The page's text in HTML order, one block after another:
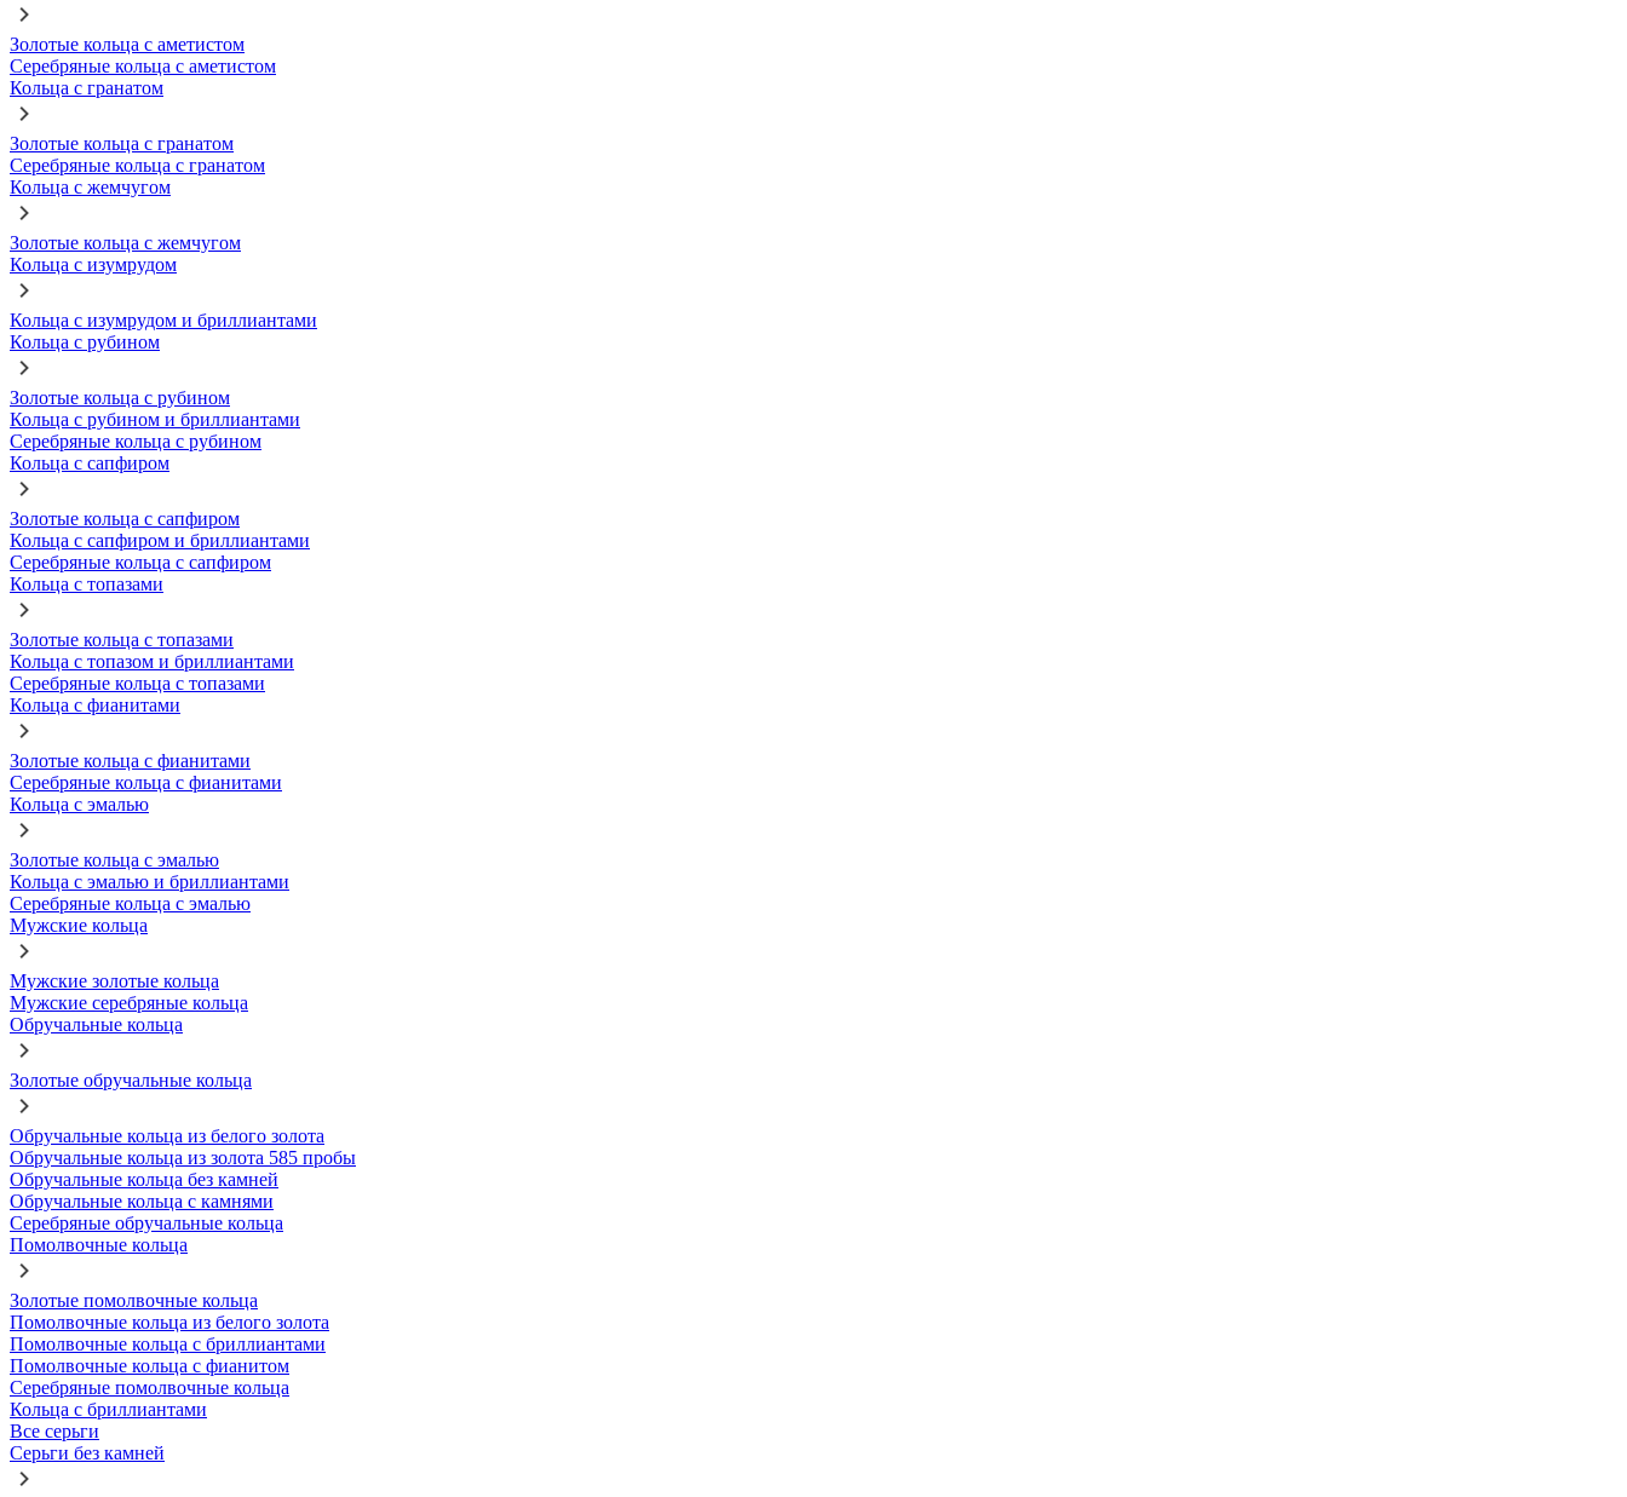
Золотые кольца с аметистом
Серебряные кольца с аметистом
Кольца с гранатом
Золотые кольца с гранатом
Серебряные кольца с гранатом
Кольца с жемчугом
Золотые кольца с жемчугом
Кольца с изумрудом
Кольца с изумрудом и бриллиантами
Кольца с рубином
Золотые кольца с рубином
Кольца с рубином и бриллиантами
Серебряные кольца с рубином
Кольца с сапфиром
Золотые кольца с сапфиром
Кольца с сапфиром и бриллиантами
Серебряные кольца с сапфиром
Кольца с топазами
Золотые кольца с топазами
Кольца с топазом и бриллиантами
Серебряные кольца с топазами
Кольца с фианитами
Золотые кольца с фианитами
Серебряные кольца с фианитами
Кольца с эмалью
Золотые кольца с эмалью
Кольца с эмалью и бриллиантами
Серебряные кольца с эмалью
Мужские кольца
Мужские золотые кольца
Мужские серебряные кольца
Обручальные кольца
Золотые обручальные кольца
Обручальные кольца из белого золота
Обручальные кольца из золота 585 пробы
Обручальные кольца без камней
Обручальные кольца с камнями
Серебряные обручальные кольца
Помолвочные кольца
Золотые помолвочные кольца
Помолвочные кольца из белого золота
Помолвочные кольца с бриллиантами
Помолвочные кольца с фианитом
Серебряные помолвочные кольца
Кольца с бриллиантами
Все серьги
Серьги без камней